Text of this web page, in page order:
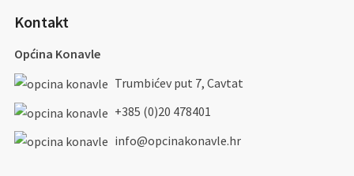
Kontakt
Općina Konavle
Trumbićev put 7, Cavtat
+385 (0)20 478401
info@opcinakonavle.hr